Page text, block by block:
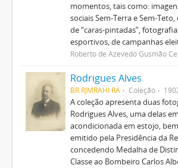
momentos, tais como:
sociais Sem-Terra e Sem-
de “caras-pintadas”,
esportivos, de campanhas
Roberto de Azevedo Gusmão
Rodrigues Alves
BR RJMRAHI RA Coleção
A coleção apresenta duas
Rodrigues Alves, uma delas
acondicionada em estojo,
emitido pela Presidência da
concedendo Medalha de
Classe ao Bombeiro Carlos